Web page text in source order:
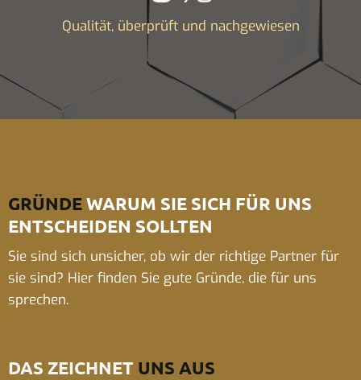
Qualität, überprüft und nachgewiesen
GRÜNDEWARUM SIE SICH FÜR UNS
ENTSCHEIDEN SOLLTEN
Sie sind sich unsicher, ob wir der richtige Partner für
sie sind? Hier finden Sie gute Gründe, die für uns
sprechen.
DAS ZEICHNET UNS AUS